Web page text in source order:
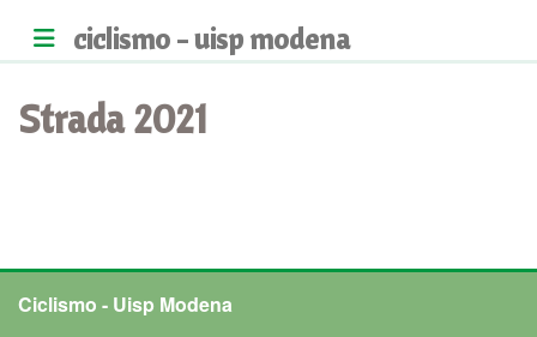
ciclismo - uisp modena
Strada 2021
Ciclismo - Uisp Modena